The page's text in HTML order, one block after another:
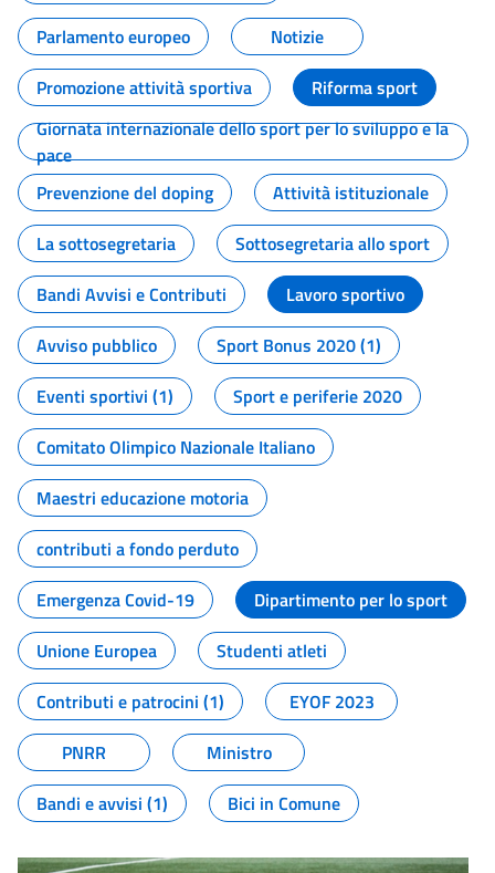
Parlamento europeo
Notizie
Promozione attività sportiva
Riforma sport
Giornata internazionale dello sport per lo sviluppo e la
pace
Prevenzione del doping
Attività istituzionale
La sottosegretaria
Sottosegretaria allo sport
Bandi Avvisi e Contributi
Lavoro sportivo
Avviso pubblico
Sport Bonus 2020 (1)
Eventi sportivi (1)
Sport e periferie 2020
Comitato Olimpico Nazionale Italiano
Maestri educazione motoria
contributi a fondo perduto
Emergenza Covid-19
Dipartimento per lo sport
Unione Europea
Studenti atleti
Contributi e patrocini (1)
EYOF 2023
PNRR
Ministro
Bandi e avvisi (1)
Bici in Comune